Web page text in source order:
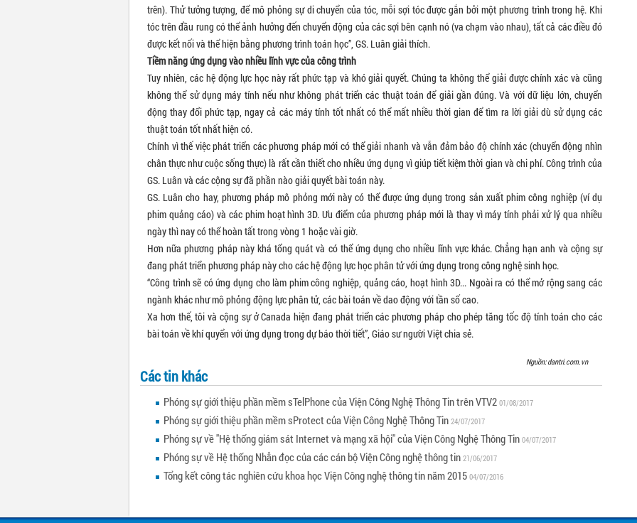
trên). Thử tưởng tượng, để mô phỏng sự di chuyển của tóc, mỗi sợi tóc được gắn bởi một phương trình trong hệ. Khi
tóc trên đầu rung có thể ảnh hưởng đến chuyển động của các sợi bên cạnh nó (va chạm vào nhau), tất cả các điều đó
được kết nối và thể hiện bằng phương trình toán học”, GS. Luân giải thích.
Tiềm năng ứng dụng vào nhiều lĩnh vực của công trình
Tuy nhiên, các hệ động lực học này rất phức tạp và khó giải quyết. Chúng ta không thể giải được chính xác và cũng
không thể sử dụng máy tính nếu như không phát triển các thuật toán để giải gần đúng. Và với dữ liệu lớn, chuyển
động thay đổi phức tạp, ngay cả các máy tính tốt nhất có thể mất nhiều thời gian để tìm ra lời giải dù sử dụng các
thuật toán tốt nhất hiện có.
Chính vì thế việc phát triển các phương pháp mới có thể giải nhanh và vẫn đảm bảo độ chính xác (chuyển động nhìn
chân thực như cuộc sống thực) là rất cần thiết cho nhiều ứng dụng vì giúp tiết kiệm thời gian và chi phí. Công trình của
GS. Luân và các cộng sự đã phần nào giải quyết bài toán này.
GS. Luân cho hay, phương pháp mô phỏng mới này có thể được ứng dụng trong sản xuất phim công nghiệp (ví dụ
phim quảng cáo) và các phim hoạt hình 3D. Ưu điểm của phương pháp mới là thay vì máy tính phải xử lý qua nhiều
ngày thì nay có thể hoàn tất trong vòng 1 hoặc vài giờ.
Hơn nữa phương pháp này khá tổng quát và có thể ứng dụng cho nhiều lĩnh vực khác. Chẳng hạn anh và cộng sự
đang phát triển phương pháp này cho các hệ động lực học phân tử với ứng dụng trong công nghệ sinh học.
“Công trình sẽ có ứng dụng cho làm phim công nghiệp, quảng cáo, hoạt hình 3D... Ngoài ra có thể mở rộng sang các
ngành khác như mô phỏng động lực phân tử, các bài toán về dao động với tần số cao.
Xa hơn thế, tôi và cộng sự ở Canada hiện đang phát triển các phương pháp cho phép tăng tốc độ tính toán cho các
bài toán về khí quyển với ứng dụng trong dự báo thời tiết”, Giáo sư người Việt chia sẻ.
Nguồn: dantri.com.vn
Các tin khác
Phóng sự giới thiệu phần mềm sTelPhone của Viện Công Nghệ Thông Tin trên VTV2 01/08/2017
Phóng sự giới thiệu phần mềm sProtect của Viện Công Nghệ Thông Tin 24/07/2017
Phóng sự về "Hệ thống giám sát Internet và mạng xã hội" của Viện Công Nghệ Thông Tin 04/07/2017
Phóng sự về Hệ thống Nhẫn đọc của các cán bộ Viện Công nghệ thông tin 21/06/2017
Tổng kết công tác nghiên cứu khoa học Viện Công nghệ thông tin năm 2015 04/07/2016